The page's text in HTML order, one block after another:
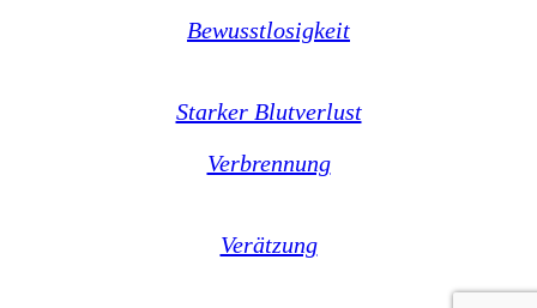
Bewusstlosigkeit
Starker Blutverlust
Verbrennung
Verätzung